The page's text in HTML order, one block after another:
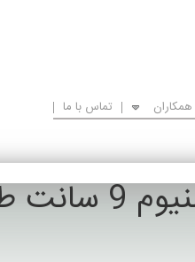
همکاران تماس با ما
دوبل4